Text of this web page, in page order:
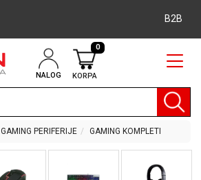
B2B
NALOG KORPA
0
GAMING PERIFERIJE GAMING KOMPLETI